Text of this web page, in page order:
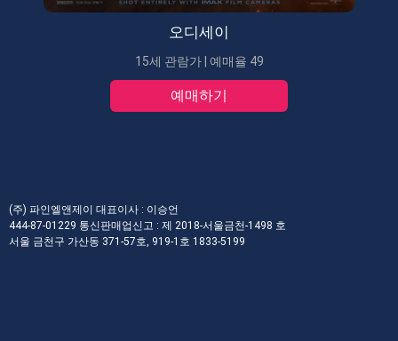
오디세이
15세 관람가 | 예매율 49
예매하기
(주) 파인엘앤제이 대표이사 : 이승언
444-87-01229 통신판매업신고 : 제 2018-서울금천-1498 호
서울 금천구 가산동 371-57호, 919-1호 1833-5199